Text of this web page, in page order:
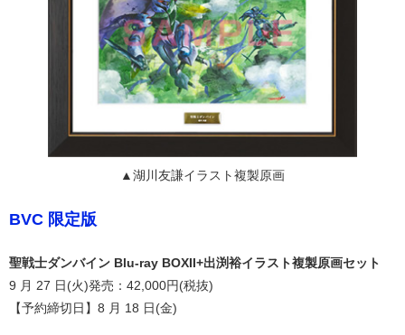
▲湖川友謙イラスト複製原画
BVC 限定版
聖戦士ダンバイン Blu-ray BOXII+出渕裕イラスト複製原画セット
9 月 27 日(火)発売：42,000円(税抜)
【予約締切日】8 月 18 日(金)